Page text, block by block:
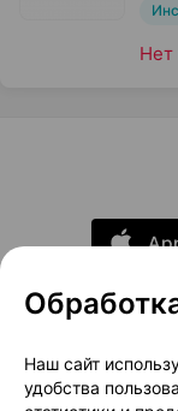
Нет
О
Размещение
Наш сайт
удобства